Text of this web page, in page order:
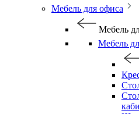
Мебель для офиса
Мебель
Мебель